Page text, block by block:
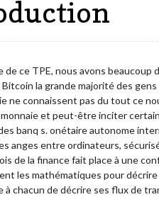
de ce TPE, nous avons
la grande majorité des
ne connaissent pas du tout ce
et peut-être inciter
banq s. onétaire autonome
anges entre ordinateurs,
de la finance fait place à une
les mathématiques pour
chacun de décrire ses flux de